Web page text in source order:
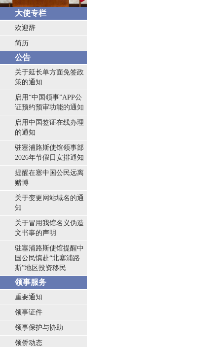
大使专栏
欢迎辞
简历
公告
关于延长单方面免签政
策的通知
启用“中国领事”APP公
证预约预审功能的通知
启用中国签证在线办理
的通知
驻塞浦路斯使馆领事部
2026年节假日安排通知
提醒在塞中国公民远离
赌博
关于变更网站域名的通
知
关于冒用我馆名义伪造
文书事的声明
驻塞浦路斯使馆提醒中
国公民慎赴“北塞浦路
斯”地区投资移民
领事服务
重要通知
领事证件
领事保护与协助
领侨动态